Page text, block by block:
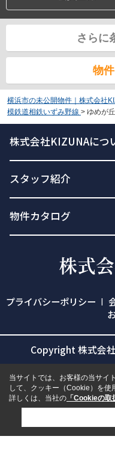
さらに
物
横浜市の未公開物件｜株式会社
模鉄道相鉄いずみ野線 > ゆめが
株式会社KIZUNAにつ
スタッフ紹介
物件カタログ
プライバシーポリシー
Copyright 株式会
当サイトでは、お客様の当サイ
して、クッキー（Cookie）を使
詳しくは、当社の 「Cookieの取